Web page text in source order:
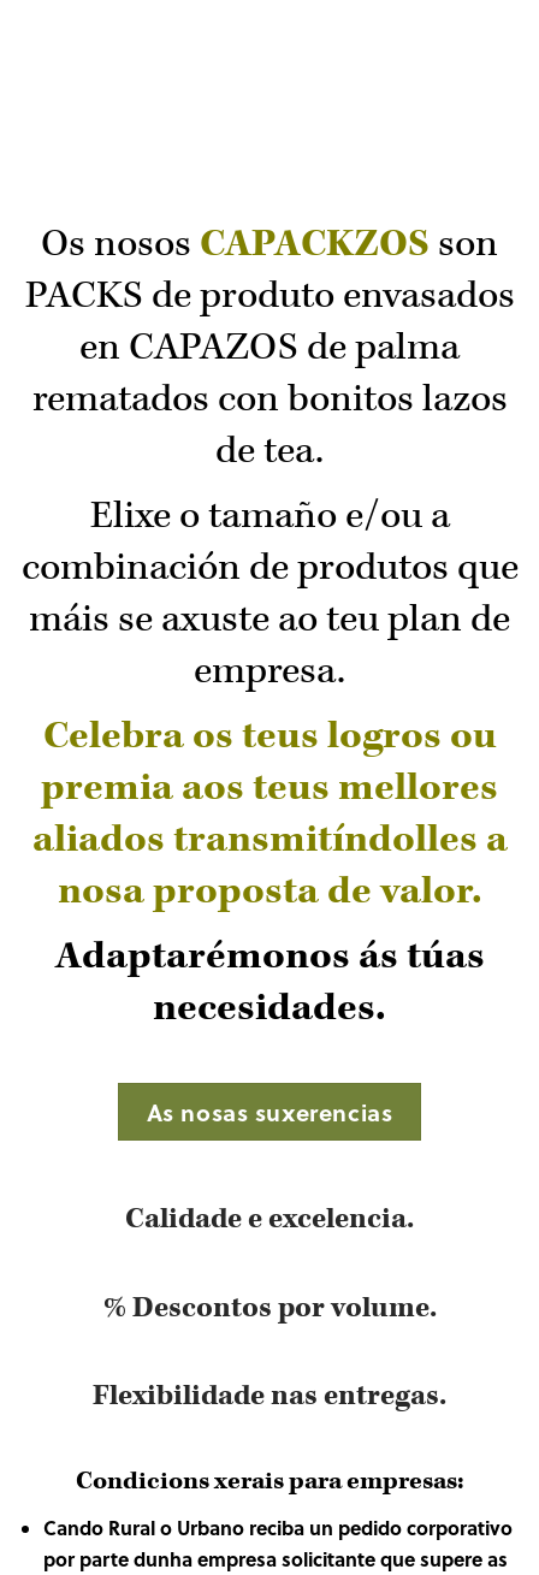
Os nosos CAPACKZOS son
PACKS de produto envasados
en CAPAZOS de palma
rematados con bonitos lazos
de tea.
Elixe o tamaño e/ou a
combinación de produtos que
máis se axuste ao teu plan de
empresa.
Celebra os teus logros ou
premia aos teus mellores
aliados transmitíndolles a
nosa proposta de valor.
Adaptarémonos ás túas
necesidades.
As nosas suxerencias
Calidade eexcelencia.
% Descontos porvolume.
Flexibilidade nas entregas.
Condicions xerais para empresas:
Cando Rural o Urbano reciba un pedido corporativo
por parte dunha empresa solicitante que supere as